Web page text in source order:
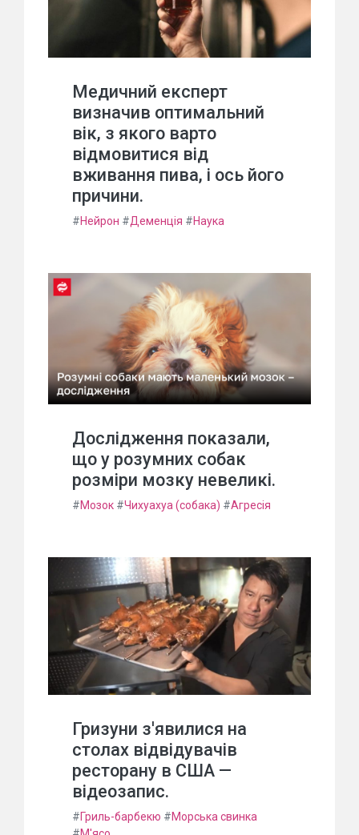
Медичний експерт
визначив оптимальний
вік, з якого варто
відмовитися від
вживання пива, і ось його
причини.
#Нейрон #Деменція #Наука
Дослідження показали,
що у розумних собак
розміри мозку невеликі.
#Мозок #Чихуахуа (собака) #Агресія
Гризуни з'явилися на
столах відвідувачів
ресторану в США —
відеозапис.
#Гриль-барбекю #Морська свинка